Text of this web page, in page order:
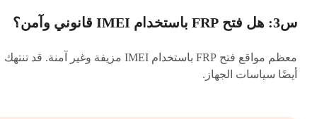
س3: هل فتح FRP باستخدام IMEI قانوني وآمن؟
معظم مواقع فتح FRP باستخدام IMEI مزيفة وغير آمنة. قد تنتهك
أيضًا سياسات الجهاز.